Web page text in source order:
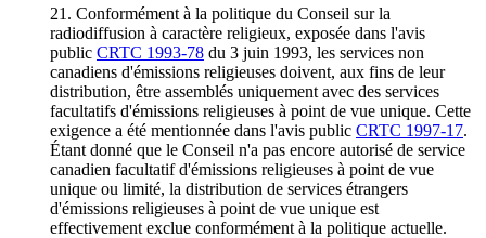
21. Conformément à la politique du Conseil sur la
radiodiffusion à caractère religieux, exposée dans l'avis
public CRTC 1993-78 du 3 juin 1993, les services non
canadiens d'émissions religieuses doivent, aux fins de leur
distribution, être assemblés uniquement avec des services
facultatifs d'émissions religieuses à point de vue unique. Cette
exigence a été mentionnée dans l'avis public CRTC 1997-17.
Étant donné que le Conseil n'a pas encore autorisé de service
canadien facultatif d'émissions religieuses à point de vue
unique ou limité, la distribution de services étrangers
d'émissions religieuses à point de vue unique est
effectivement exclue conformément à la politique actuelle.